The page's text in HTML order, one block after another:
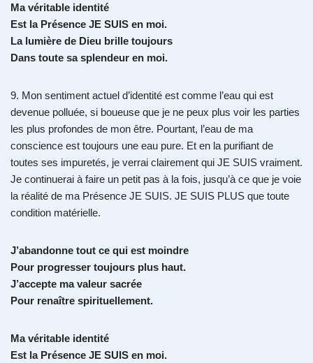
Ma véritable identité
Est la Présence JE SUIS en moi.
La lumière de Dieu brille toujours
Dans toute sa splendeur en moi.
9. Mon sentiment actuel d’identité est comme l’eau qui est
devenue polluée, si boueuse que je ne peux plus voir les parties
les plus profondes de mon être. Pourtant, l’eau de ma
conscience est toujours une eau pure. Et en la purifiant de
toutes ses impuretés, je verrai clairement qui JE SUIS vraiment.
Je continuerai à faire un petit pas à la fois, jusqu’à ce que je voie
la réalité de ma Présence JE SUIS. JE SUIS PLUS que toute
condition matérielle.
J’abandonne tout ce qui est moindre
Pour progresser toujours plus haut.
J’accepte ma valeur sacrée
Pour renaître spirituellement.
Ma véritable identité
Est la Présence JE SUIS en moi.